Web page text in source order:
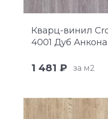
Кварц-винил
4001 Дуб Анкона
1 481 ₽ за м2